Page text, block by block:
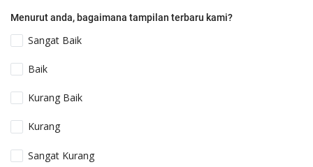
Menurut anda, bagaimana tampilan terbaru kami?
Sangat Baik
Baik
Kurang Baik
Kurang
Sangat Kurang